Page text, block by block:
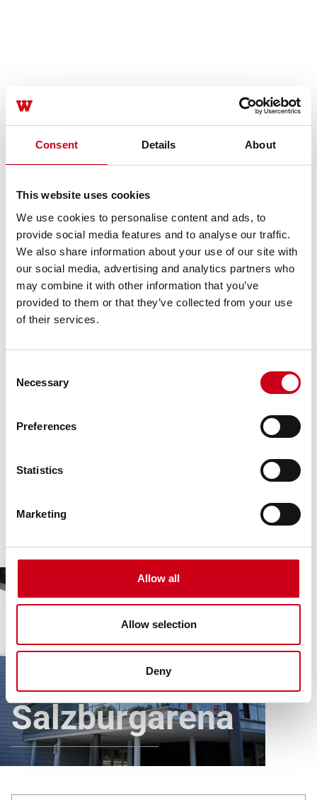
Consent Details About
This website uses cookies
We use cookies to personalise content and ads, to
provide social media features and to analyse our traffic.
We also share information about your use of our site with
our social media, advertising and analytics partners who
may combine it with other information that you’ve
provided to them or that they’ve collected from your use
of their services.
Selection
Necessary
Preferences
Statistics
Marketing
Allow all
Allow selection
Deny
Salzburgarena